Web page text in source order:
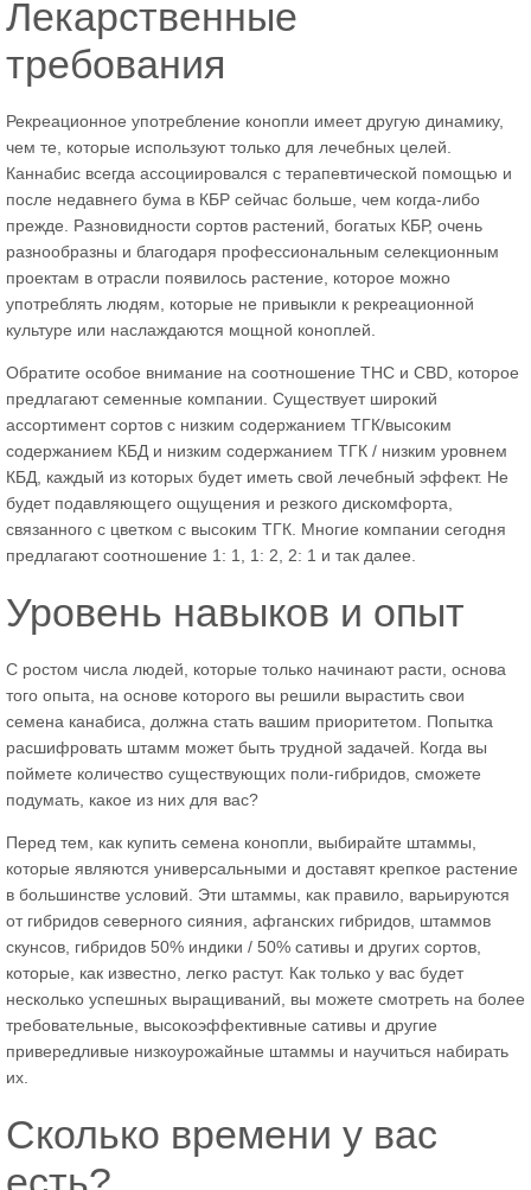
Лекарственные
требования
Рекреационное употребление конопли имеет другую динамику,
чем те, которые используют только для лечебных целей.
Каннабис всегда ассоциировался с терапевтической помощью и
после недавнего бума в КБР сейчас больше, чем когда-либо
прежде. Разновидности сортов растений, богатых КБР, очень
разнообразны и благодаря профессиональным селекционным
проектам в отрасли появилось растение, которое можно
употреблять людям, которые не привыкли к рекреационной
культуре или наслаждаются мощной коноплей.
Обратите особое внимание на соотношение THC и CBD, которое
предлагают семенные компании. Существует широкий
ассортимент сортов с низким содержанием ТГК/высоким
содержанием КБД и низким содержанием ТГК / низким уровнем
КБД, каждый из которых будет иметь свой лечебный эффект. Не
будет подавляющего ощущения и резкого дискомфорта,
связанного с цветком с высоким ТГК. Многие компании сегодня
предлагают соотношение 1: 1, 1: 2, 2: 1 и так далее.
Уровень навыков и опыт
С ростом числа людей, которые только начинают расти, основа
того опыта, на основе которого вы решили вырастить свои
семена канабиса, должна стать вашим приоритетом. Попытка
расшифровать штамм может быть трудной задачей. Когда вы
поймете количество существующих поли-гибридов, сможете
подумать, какое из них для вас?
Перед тем, как купить семена конопли, выбирайте штаммы,
которые являются универсальными и доставят крепкое растение
в большинстве условий. Эти штаммы, как правило, варьируются
от гибридов северного сияния, афганских гибридов, штаммов
скунсов, гибридов 50% индики / 50% сативы и других сортов,
которые, как известно, легко растут. Как только у вас будет
несколько успешных выращиваний, вы можете смотреть на более
требовательные, высокоэффективные сативы и другие
привередливые низкоурожайные штаммы и научиться набирать
их.
Сколько времени у вас